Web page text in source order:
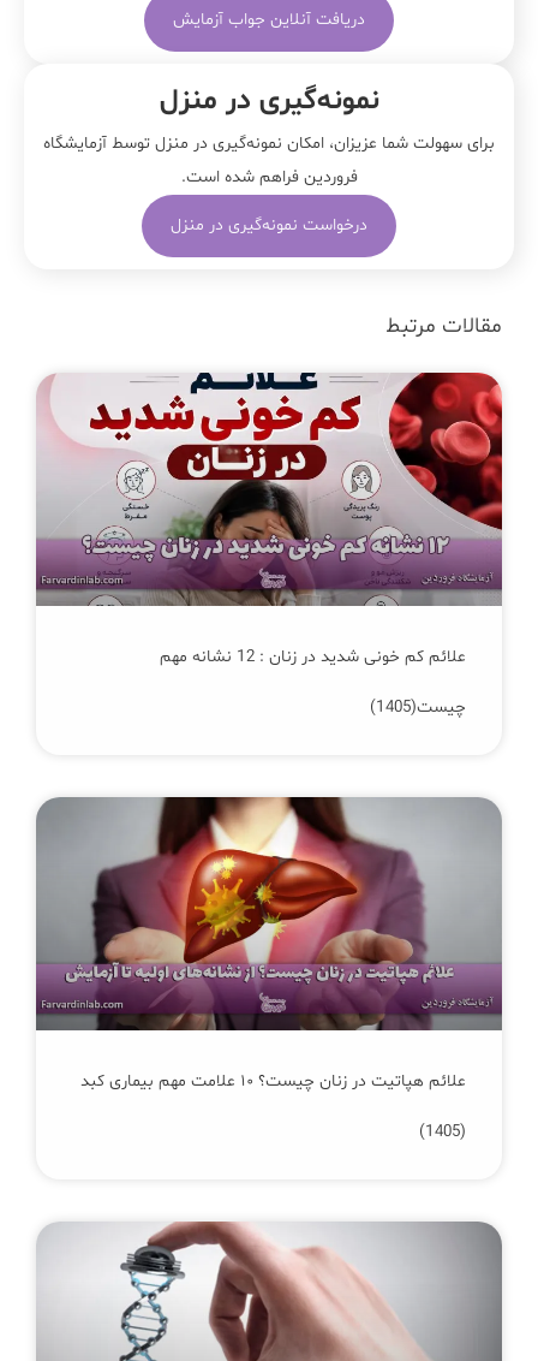
دریافت آنلاین جواب آزمایش
نمونه‌‌گیری در منزل
برای سهولت شما عزیزان، امکان نمونه‌گیری در منزل توسط آزمایشگاه
فروردین فراهم شده است.
درخواست نمونه‌گیری در منزل
مقالات مرتبط
علائم کم‌ خونی شدید در زنان : 12 نشانه مهم
چیست(1405)
علائم هپاتیت در زنان چیست؟ ۱۰ علامت مهم بیماری کبد
(1405)